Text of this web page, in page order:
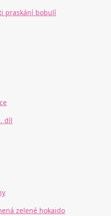
praskání bobulí
díl
zelené hokaido